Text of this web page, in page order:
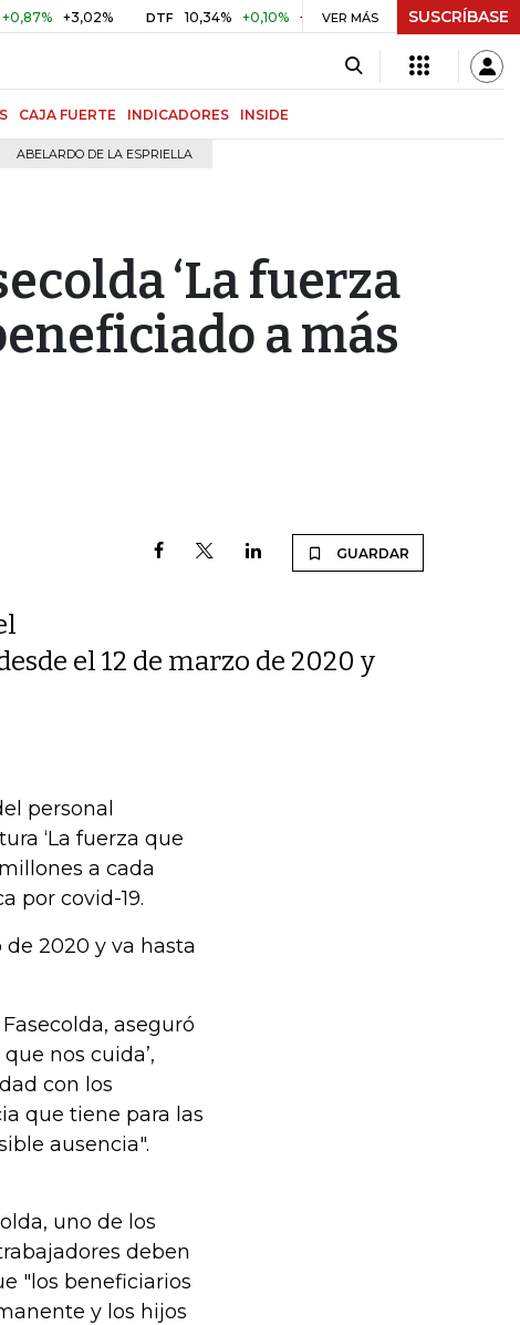
+3,02% DTF 10,34% +0,10% +0,98% UVR $ 416,91 +$ 0,05
VER MÁS SUSCRÍBASE
CAJA FUERTE INDICADORES INSIDE
ABELARDO DE LA ESPRIELLA
‘La fuerza
a más
GUARDAR
el 12 de marzo de 2020 y
personal
‘La fuerza que
a cada
por covid-19.
2020 y va hasta
aseguró
nos cuida’,
con los
que tiene para las
ausencia".
uno de los
deben
"los beneficiarios
y los hijos